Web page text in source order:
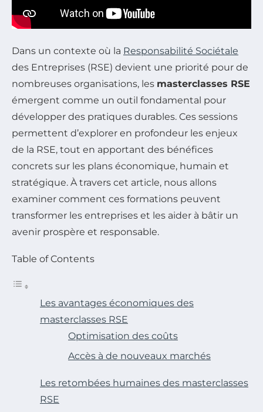
Dans un contexte où la Responsabilité Sociétale
des Entreprises (RSE) devient une priorité pour de
nombreuses organisations, les masterclasses RSE
émergent comme un outil fondamental pour
développer des pratiques durables. Ces sessions
permettent d’explorer en profondeur les enjeux
de la RSE, tout en apportant des bénéfices
concrets sur les plans économique, humain et
stratégique. À travers cet article, nous allons
examiner comment ces formations peuvent
transformer les entreprises et les aider à bâtir un
avenir prospère et responsable.
Table of Contents
Les avantages économiques des
masterclasses RSE
Optimisation des coûts
Accès à de nouveaux marchés
Les retombées humaines des masterclasses
RSE